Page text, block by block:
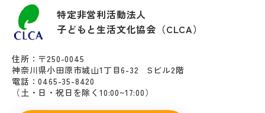
特定非営利活動法人
子どもと生活文化協会（CLCA）
住所：〒250-0045
神奈川県小田原市城山1丁目6-32 Sビル2階
電話：0465-35-8420
（土・日・祝日を除く10:00~17:00）